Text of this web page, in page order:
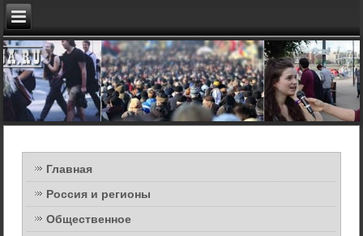
Главная
Россия и регионы
Общественное